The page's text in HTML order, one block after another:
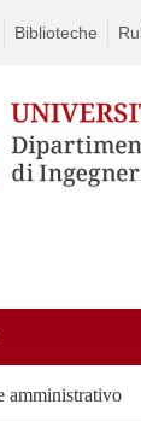
Biblioteche
amministrativo